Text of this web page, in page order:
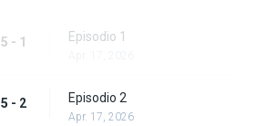
5 - 1 Episodio 1
5 - 2 Episodio 2
Apr. 17, 2026